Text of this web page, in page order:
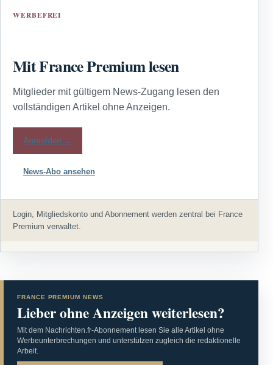
WERBEFREI
Mit France Premium lesen
Mitglieder mit gültigem News-Zugang lesen den
vollständigen Artikel ohne Anzeigen.
Anmelden →
News-Abo ansehen
Login, Mitgliedskonto und Abonnement werden zentral bei France
Premium verwaltet.
FRANCE PREMIUM NEWS
Lieber ohne Anzeigen weiterlesen?
Mit dem Nachrichten.fr-Abonnement lesen Sie alle Artikel ohne
Werbeunterbrechungen und unterstützen zugleich die redaktionelle
Arbeit.